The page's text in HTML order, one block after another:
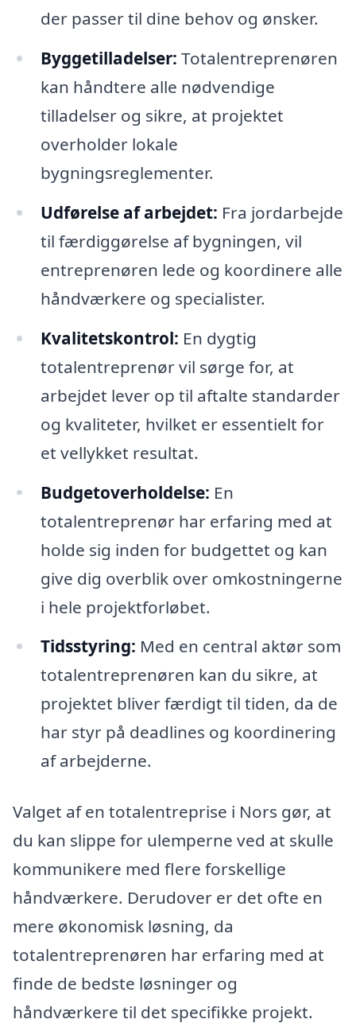
der passer til dine behov og ønsker.
Byggetilladelser: Totalentreprenøren
kan håndtere alle nødvendige
tilladelser og sikre, at projektet
overholder lokale
bygningsreglementer.
Udførelse af arbejdet: Fra jordarbejde
til færdiggørelse af bygningen, vil
entreprenøren lede og koordinere alle
håndværkere og specialister.
Kvalitetskontrol: En dygtig
totalentreprenør vil sørge for, at
arbejdet lever op til aftalte standarder
og kvaliteter, hvilket er essentielt for
et vellykket resultat.
Budgetoverholdelse: En
totalentreprenør har erfaring med at
holde sig inden for budgettet og kan
give dig overblik over omkostningerne
i hele projektforløbet.
Tidsstyring: Med en central aktør som
totalentreprenøren kan du sikre, at
projektet bliver færdigt til tiden, da de
har styr på deadlines og koordinering
af arbejderne.
Valget af en totalentreprise i Nors gør, at
du kan slippe for ulemperne ved at skulle
kommunikere med flere forskellige
håndværkere. Derudover er det ofte en
mere økonomisk løsning, da
totalentreprenøren har erfaring med at
finde de bedste løsninger og
håndværkere til det specifikke projekt.